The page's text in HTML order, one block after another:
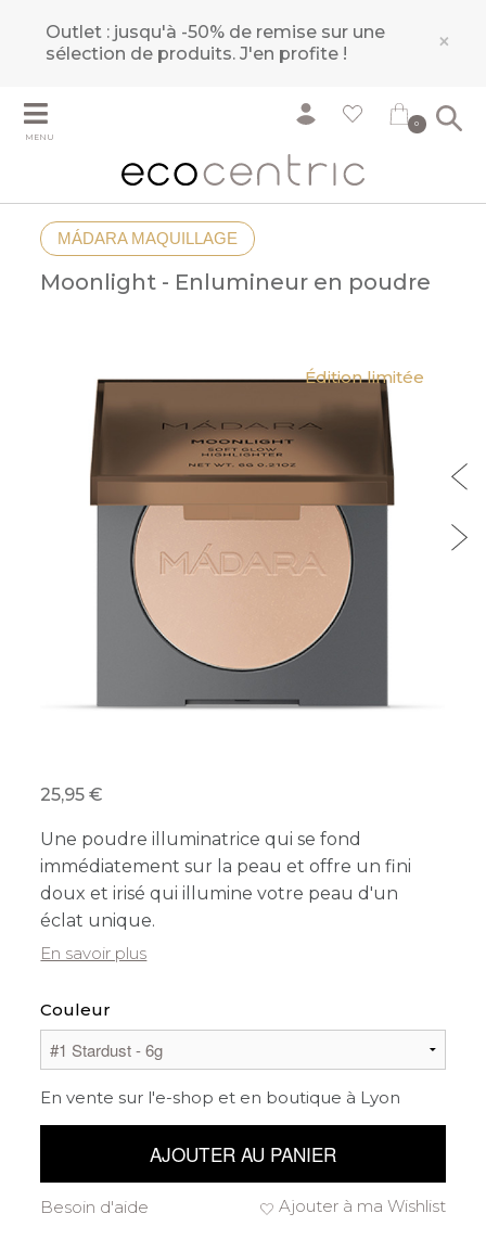
Outlet : jusqu'à -50% de remise sur une
sélection de produits.J'en profite ! ×
MENU
0
MÁDARA MAQUILLAGE
Moonlight - Enlumineur en poudre
Édition limitée
25,95
Une poudre illuminatrice qui se fond
immédiatement sur la peau et offre un fini
doux et irisé qui illumine votre peau d'un
éclat unique.
En savoir plus
Couleur
En vente sur l'e-shop et en boutique à Lyon
AJOUTER AU PANIER
Ajouter à ma Wishlist
Besoin d'aide